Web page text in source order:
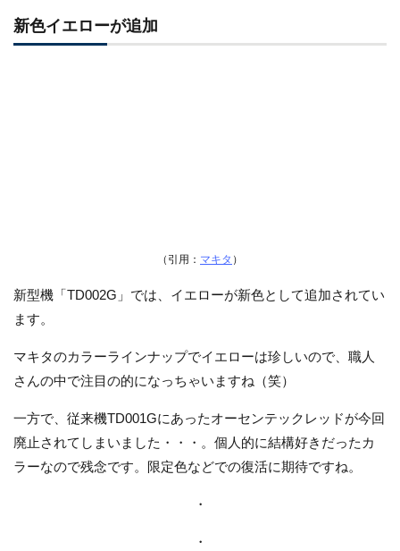
新色イエローが追加
（引用： マキタ ）
新型機「TD002G」では、 イエローが新色として追加されてい
ます。
マキタのカラーラインナップでイエローは珍しいので、職人
さんの中で注目の的になっちゃいますね（笑）
一方で、 従来機TD001Gにあったオーセンテックレッドが今回
廃止 されてしまいました・・・。個人的に結構好きだったカ
ラーなので残念です。限定色などでの復活に期待ですね。
・
・